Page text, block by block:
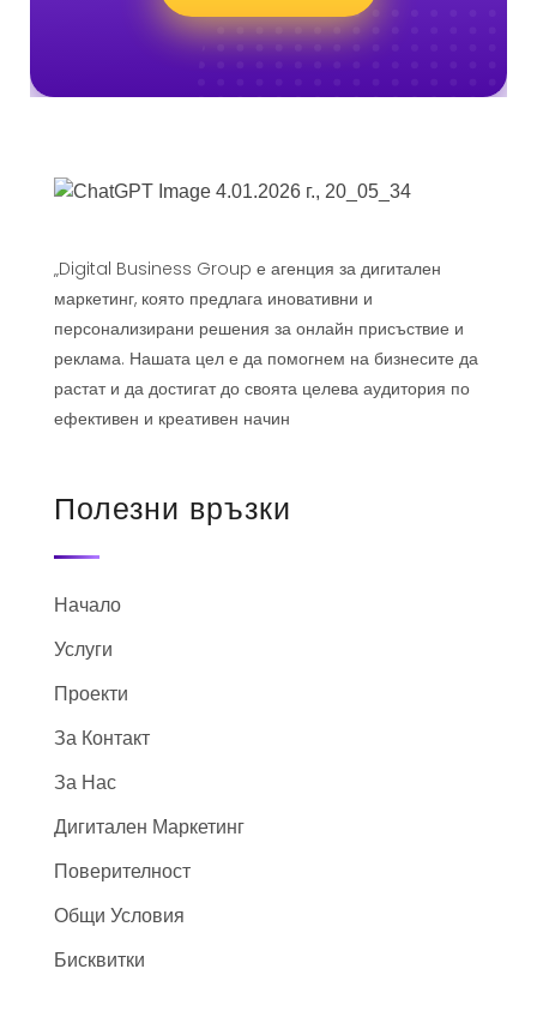
„Digital Business Group е агенция за дигитален
маркетинг, която предлага иновативни и
персонализирани решения за онлайн присъствие и
реклама. Нашата цел е да помогнем на бизнесите да
растат и да достигат до своята целева аудитория по
ефективен и креативен начин
Полезни връзки
Начало
Услуги
Проекти
За Контакт
За Нас
Дигитален Маркетинг
Поверителност
Общи Условия
Бисквитки